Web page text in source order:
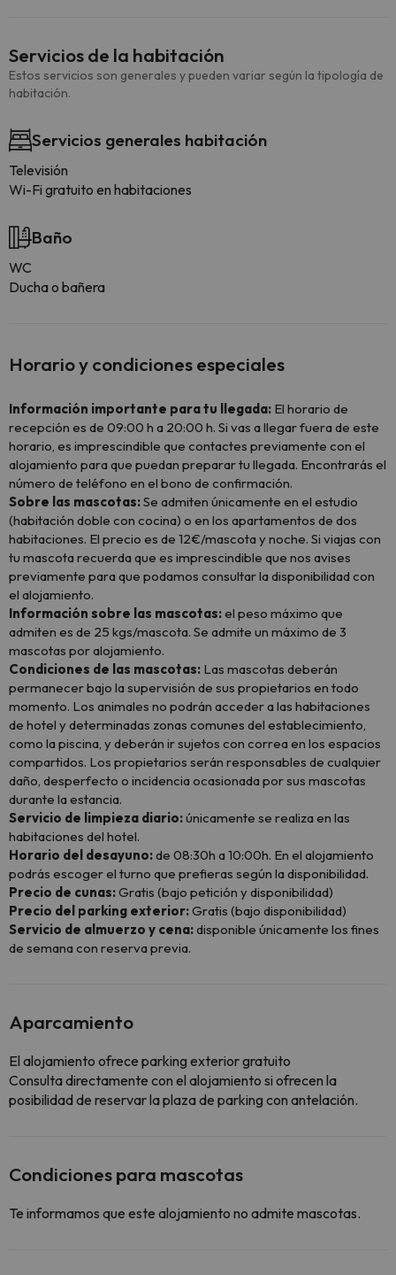
Servicios de la habitación
Estos servicios son generales y pueden variar según la tipología de
habitación.
Servicios generales habitación
Televisión
Wi-Fi gratuito en habitaciones
Baño
WC
Ducha o bañera
Horario y condiciones especiales
Información importante para tu llegada: El horario de
recepción es de 09:00 h a 20:00 h. Si vas a llegar fuera de este
horario, es imprescindible que contactes previamente con el
alojamiento para que puedan preparar tu llegada. Encontrarás el
número de teléfono en el bono de confirmación.
Sobre las mascotas:Se admiten únicamente en el estudio
(habitación doble con cocina) o en los apartamentos de dos
habitaciones. El precio es de 12€/mascota y noche. Si viajas con
tu mascota recuerda que es imprescindible que nos avises
previamente para que podamos consultar la disponibilidad con
el alojamiento.
Información sobre las mascotas:el peso máximo que
admiten es de 25 kgs/mascota. Se admite un máximo de 3
mascotas por alojamiento.
Condiciones de las mascotas: Las mascotas deberán
permanecer bajo la supervisión de sus propietarios en todo
momento. Los animales no podrán acceder a las habitaciones
de hotel y determinadas zonas comunes del establecimiento,
como la piscina, y deberán ir sujetos con correa en los espacios
compartidos. Los propietarios serán responsables de cualquier
daño, desperfecto o incidencia ocasionada por sus mascotas
durante la estancia.
Servicio de limpieza diario:únicamente se realiza en las
habitaciones del hotel.
Horario del desayuno:de 08:30h a 10:00h. En el alojamiento
podrás escoger el turno que prefieras según la disponibilidad.
Precio de cunas:Gratis (bajo petición y disponibilidad)
Precio del parking exterior:Gratis (bajo disponibilidad)
Servicio de almuerzo y cena:disponible únicamente los fines
de semana con reserva previa.
Aparcamiento
El alojamiento ofrece parking exterior gratuito
Consulta directamente con el alojamiento si ofrecen la
posibilidad de reservar la plaza de parking con antelación.
Condiciones para mascotas
Te informamos que este alojamiento no admite mascotas.